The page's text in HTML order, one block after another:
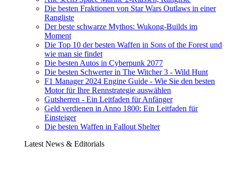
Die besten Fraktionen von Star Wars Outlaws in einer
Rangliste
Der beste schwarze Mythos: Wukong-Builds im
Moment
Die Top 10 der besten Waffen in Sons of the Forest und
wie man sie findet
Die besten Autos in Cyberpunk 2077
Die besten Schwerter in The Witcher 3 - Wild Hunt
F1 Manager 2024 Engine Guide - Wie Sie den besten
Motor für Ihre Rennstrategie auswählen
Gutsherren - Ein Leitfaden für Anfänger
Geld verdienen in Anno 1800: Ein Leitfaden für
Einsteiger
Die besten Waffen in Fallout Shelter
Latest News & Editorials